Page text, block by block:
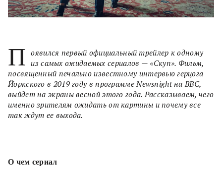
П оявился первый официальный трейлер к одному
из самых ожидаемых сериалов — «Скуп». Фильм,
посвященный печально известному интервью герцога
Йоркского в 2019 году в программе Newsnight на BBC,
выйдет на экраны весной этого года. Рассказываем, чего
именно зрителям ожидать от картины и почему все
так ждут ее выхода.
О чем сериал